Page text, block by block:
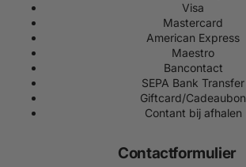
Visa
Mastercard
American Express
Maestro
Bancontact
SEPA Bank Transfer
Giftcard/Cadeaubon
Contant bij afhalen
Contactformulier